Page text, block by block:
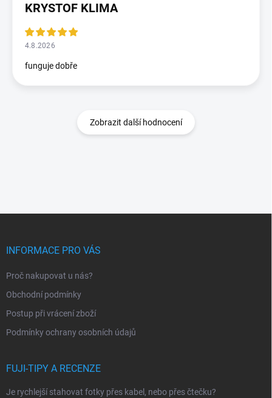
KRYSTOF KLIMA
4.8.2026
funguje dobře
Zobrazit další hodnocení
INFORMACE PRO VÁS
Proč nakupovat u nás?
Obchodní podmínky
Postup při vrácení zboží
Podmínky ochrany osobních údajů
FUJI-TIPY A RECENZE
Je rychlejší stahovat fotky přes kabel, nebo přes čtečku?